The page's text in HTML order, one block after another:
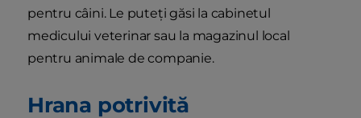
pentru câini. Le puteți găsi la cabinetul
medicului veterinar sau la magazinul local
pentru animale de companie.
Hrana potrivită